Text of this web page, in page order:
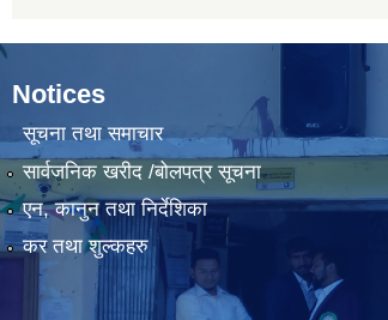
Notices
सूचना तथा समाचार
सार्वजनिक खरीद /बोलपत्र सूचना
एन, कानुन तथा निर्देशिका
कर तथा शुल्कहरु